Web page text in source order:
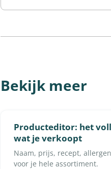
Bekijk meer
Producteditor: het
wat je verkoopt
Naam, prijs, recept,
voor je hele assortiment.